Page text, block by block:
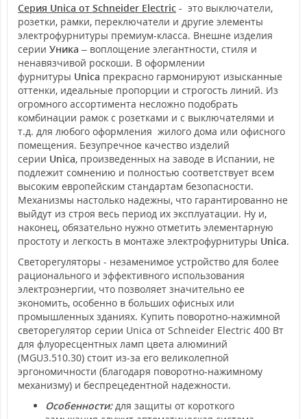
Серия Unica от Schneider Electric - это выключатели,
розетки, рамки, переключатели и другие элементы
электрофурнитуры премиум-класса. Внешне изделия
серии Уника – воплощение элегантности, стиля и
ненавязчивой роскоши. В оформлении
фурнитуры Unica прекрасно гармонируют изысканные
оттенки, идеальные пропорции и строгость линий. Из
огромного ассортимента несложно подобрать
комбинации рамок с розетками и с выключателями и
т.д. для любого оформления жилого дома или офисного
помещения. Безупречное качество изделий
серии Unica, произведенных на заводе в Испании, не
подлежит сомнению и полностью соответствует всем
высоким европейским стандартам безопасности.
Механизмы настолько надежны, что гарантированно не
выйдут из строя весь период их эксплуатации. Ну и,
наконец, обязательно нужно отметить элементарную
простоту и легкость в монтаже электрофурнитуры Unica.
Светорегуляторы - незаменимое устройство для более
рационального и эффективного использования
электроэнергии, что позволяет значительно ее
экономить, особенно в больших офисных или
промышленных зданиях. Купить поворотно-нажимной
светорегулятор серии Unica от Schneider Electric 400 Вт
для флуоресцентных ламп цвета алюминий
(MGU3.510.30) стоит из-за его великолепной
эргономичности (благодаря поворотно-нажимному
механизму) и беспрецедентной надежности.
Особенности:для защиты от короткого